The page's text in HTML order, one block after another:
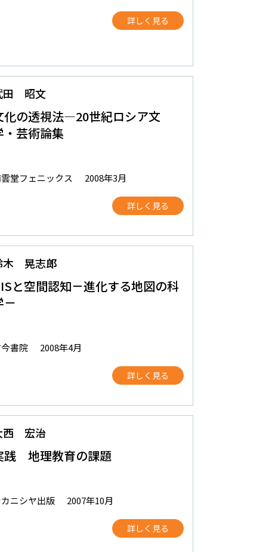
詳しく見る
田 昭文
化の透視法―20世紀ロシア文
・芸術論集
堂フェニックス 2008年3月
詳しく見る
木 晃志郎
と空間認知－進化する地図の科
－
書院 2008年4月
詳しく見る
西 宏治
践 地理教育の課題
ニシヤ出版 2007年10月
詳しく見る